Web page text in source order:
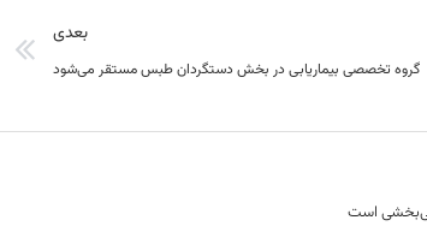
بعدی
گروه‌ تخصصی بیماریابی در بخش دستگردان طبس مستقر می‌شود
است